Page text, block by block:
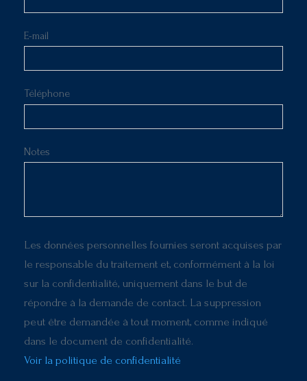
E-mail
Téléphone
Notes
Les données personnelles fournies seront acquises par
le responsable du traitement et, conformément à la loi
sur la confidentialité, uniquement dans le but de
répondre à la demande de contact. La suppression
peut être demandée à tout moment, comme indiqué
dans le document de confidentialité.
Voir la politique de confidentialité